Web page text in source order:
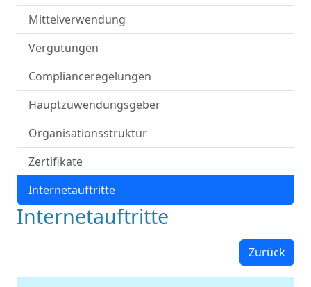
Mittelverwendung
Vergütungen
Complianceregelungen
Hauptzuwendungsgeber
Organisationsstruktur
Zertifikate
Internetauftritte
Internetauftritte
Zurück